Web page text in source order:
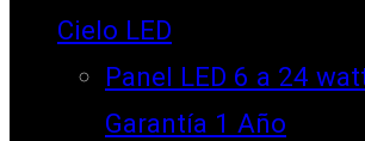
Cielo LED
Panel LED 6 a 24
Garantía 1 Año